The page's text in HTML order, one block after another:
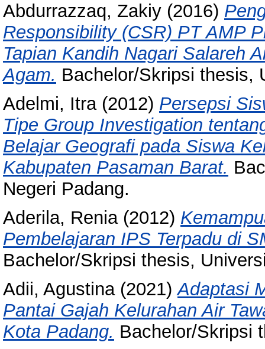
Abdurrazzaq, Zakiy (2016)
Responsibility (CSR) PT AMP
Tapian Kandih Nagari Salareh
Agam. Bachelor/Skripsi thesis,
Adelmi, Itra(2012) Persepsi
Tipe Group Investigation
Belajar Geografi pada Siswa
Kabupaten Pasaman Barat.
Negeri Padang.
Aderila, Renia(2012)
Pembelajaran IPS Terpadu di
Bachelor/Skripsi thesis,
Adii, Agustina(2021)Adaptasi
Pantai Gajah Kelurahan Air
Kota Padang. Bachelor/Skripsi